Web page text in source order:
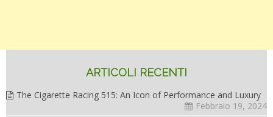
ARTICOLI RECENTI
The Cigarette Racing 515: An Icon of Performance and Luxury
Febbraio 19, 2024